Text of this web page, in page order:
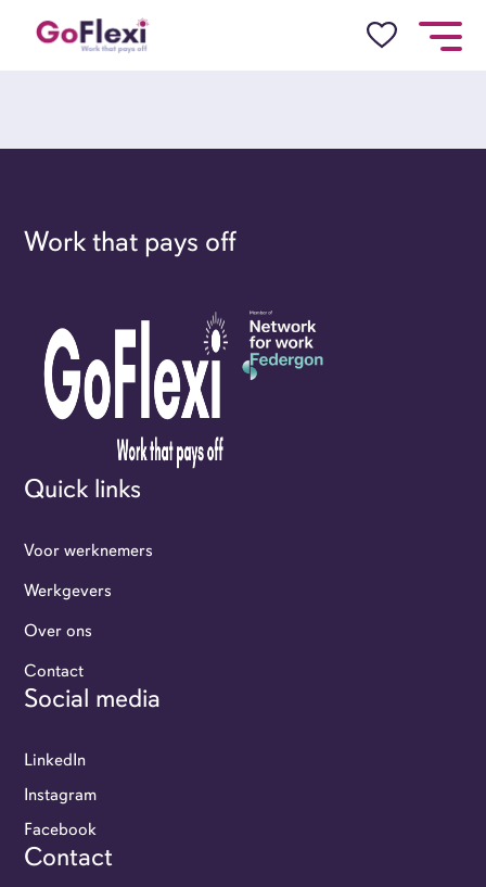
Werkgevers
Flexi-jobbers
Over ons
Contact
Work that pays off
Quick links
Voor werknemers
Werkgevers
Over ons
Contact
Social media
LinkedIn
Instagram
Facebook
Contact